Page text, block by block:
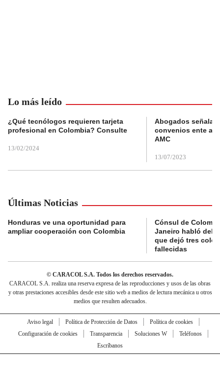
Lo más leído
¿Qué tecnólogos requieren tarjeta
profesional en Colombia? Consulte
13/02/2024
Abogados
convenios ente
AMC
13/07/2023
Últimas Noticias
Honduras ve una oportunidad para
ampliar cooperación con Colombia
Cónsul de
Janeiro habló del
que dejó tres
fallecidas
© CARACOL S.A. Todos los derechos reservados.
CARACOL S.A. realiza una reserva expresa de las reproducciones y usos de las obras
y otras prestaciones accesibles desde este sitio web a medios de lectura mecánica u otros
medios que resulten adecuados.
Aviso legal Política de Protección de Datos
Política de cookies
Configuración de cookies
Transparencia Soluciones W
Teléfonos
Escríbanos